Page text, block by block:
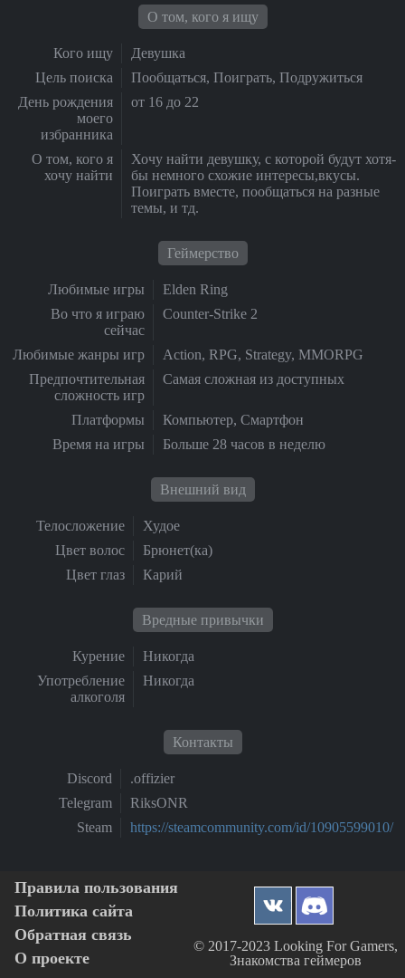
О том, кого я ищу
Кого ищу
Девушка
Цель поиска
Пообщаться, Поиграть, Подружиться
День рождения
моего
избранника
от 16 до 22
О том, кого я
хочу найти
Хочу найти девушку, с которой будут хотя-
бы немного схожие интересы,вкусы.
Поиграть вместе, пообщаться на разные
темы, и тд.
Геймерство
Любимые игры
Elden Ring
Во что я играю
сейчас
Counter-Strike 2
Любимые жанры игр
Action, RPG, Strategy, MMORPG
Предпочтительная
сложность игр
Самая сложная из доступных
Платформы
Компьютер, Смартфон
Время на игры
Больше 28 часов в неделю
Внешний вид
Телосложение
Худое
Цвет волос
Брюнет(ка)
Цвет глаз
Карий
Вредные привычки
Курение
Никогда
Употребление
алкоголя
Никогда
Контакты
Discord
.offizier
Telegram
RiksONR
Steam
https://steamcommunity.com/id/10905599010/
Правила пользования
Политика сайта
Обратная связь
О проекте
© 2017-2023 Looking For Gamers,
Знакомства геймеров